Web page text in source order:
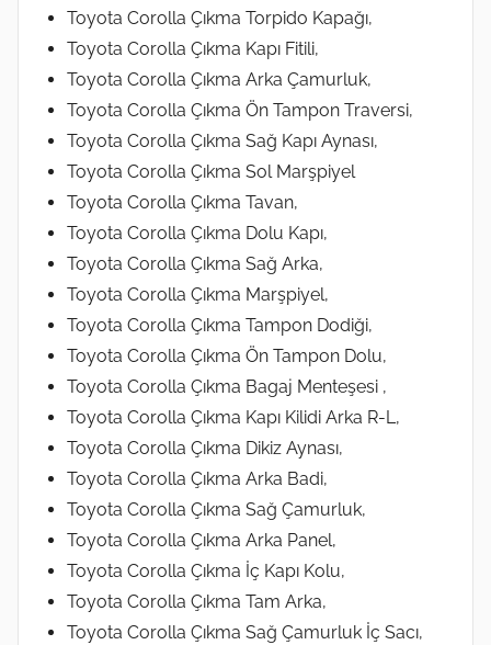
Toyota Corolla Çıkma Torpido Kapağı,
Toyota Corolla Çıkma Kapı Fitili,
Toyota Corolla Çıkma Arka Çamurluk,
Toyota Corolla Çıkma Ön Tampon Traversi,
Toyota Corolla Çıkma Sağ Kapı Aynası,
Toyota Corolla Çıkma Sol Marşpiyel
Toyota Corolla Çıkma Tavan,
Toyota Corolla Çıkma Dolu Kapı,
Toyota Corolla Çıkma Sağ Arka,
Toyota Corolla Çıkma Marşpiyel,
Toyota Corolla Çıkma Tampon Dodiği,
Toyota Corolla Çıkma Ön Tampon Dolu,
Toyota Corolla Çıkma Bagaj Menteşesi ,
Toyota Corolla Çıkma Kapı Kilidi Arka R-L,
Toyota Corolla Çıkma Dikiz Aynası,
Toyota Corolla Çıkma Arka Badi,
Toyota Corolla Çıkma Sağ Çamurluk,
Toyota Corolla Çıkma Arka Panel,
Toyota Corolla Çıkma İç Kapı Kolu,
Toyota Corolla Çıkma Tam Arka,
Toyota Corolla Çıkma Sağ Çamurluk İç Sacı,